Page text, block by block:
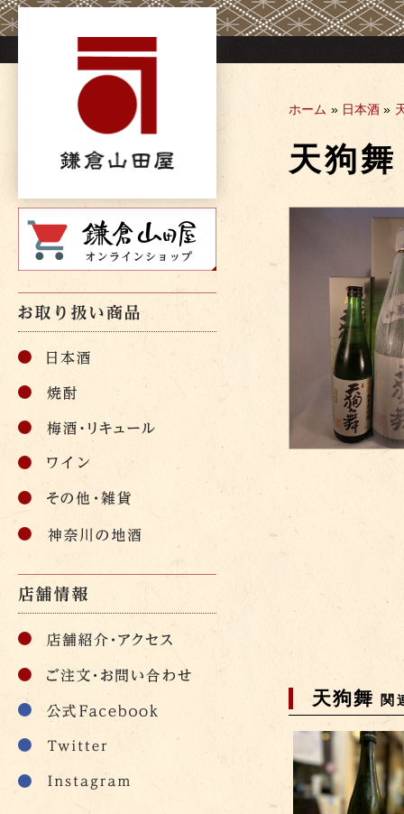
Skip
to
ホーム » 日本酒 »
天狗
天狗舞関